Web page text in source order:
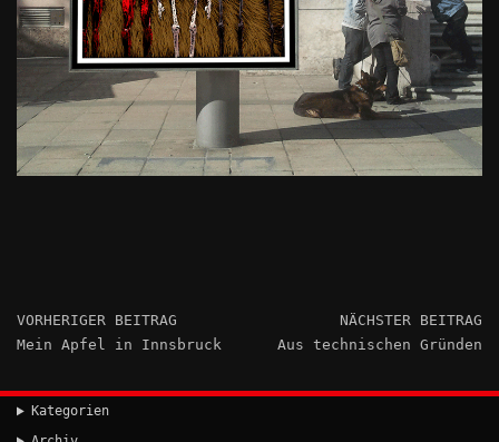
VORHERIGER BEITRAG
Mein Apfel in Innsbruck
NÄCHSTER BEITRAG
Aus technischen Gründen
Kategorien